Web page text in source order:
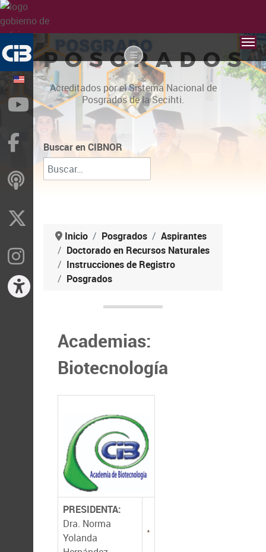
POSGRADOS
Acreditados por el Sistema Nacional de
Posgrados de la Secihti.
Buscar en CIBNOR
Inicio Posgrados
Aspirantes
Doctorado en Recursos Naturales
Instrucciones de Registro
Posgrados
Academias:
Biotecnología
PRESIDENTA:
Dra. Norma
Yolanda
YouTube
Facebook
ivoox
Instragram